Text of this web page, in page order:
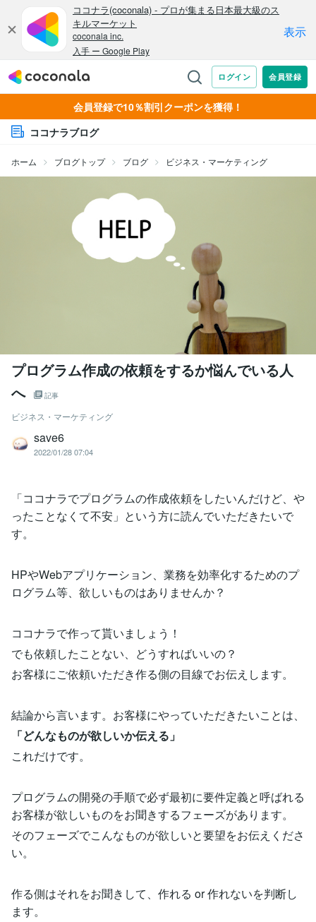
会員登録で10％割引クーポンを獲得！
ココナラブログ
ホーム ブログトップ ブログ ビジネス・マーケティング
プログラム作成の依頼をするか悩んでいる人
へ
記事
ビジネス・マーケティング
save6
2022/01/28 07:04
「ココナラでプログラムの作成依頼をしたいんだけど、や
ったことなくて不安」という方に読んでいただきたいで
す。
HPやWebアプリケーション、業務を効率化するためのプ
ログラム等、欲しいものはありませんか？
ココナラで作って貰いましょう！
でも依頼したことない、どうすればいいの？
お客様にご依頼いただき作る側の目線でお伝えします。
結論から言います。お客様にやっていただきたいことは、
「どんなものが欲しいか伝える」
これだけです。
プログラムの開発の手順で必ず最初に要件定義と呼ばれる
お客様が欲しいものをお聞きするフェーズがあります。
そのフェーズでこんなものが欲しいと要望をお伝えくださ
い。
作る側はそれをお聞きして、作れる or 作れないを判断し
ます。